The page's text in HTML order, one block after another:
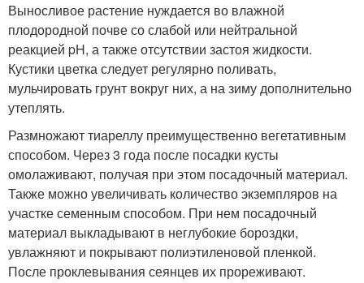
Выносливое растение нуждается во влажной
плодородной почве со слабой или нейтральной
реакцией pH, а также отсутствии застоя жидкости.
Кустики цветка следует регулярно поливать,
мульчировать грунт вокруг них, а на зиму дополнительно
утеплять.
Размножают тиареллу преимущественно вегетативным
способом. Через 3 года после посадки кусты
омолаживают, получая при этом посадочный материал.
Также можно увеличивать количество экземпляров на
участке семенным способом. При нем посадочный
материал выкладывают в неглубокие бороздки,
увлажняют и покрывают полиэтиленовой пленкой.
После проклевывания сеянцев их прореживают.